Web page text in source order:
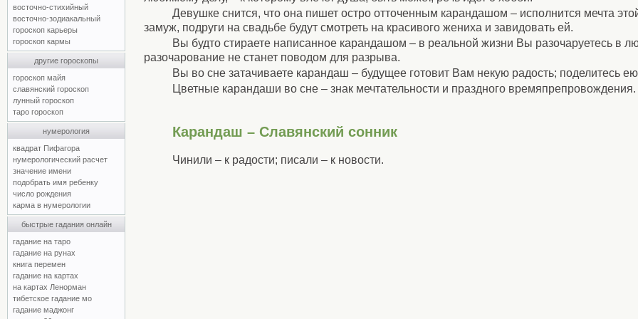
восточно-стихийный
восточно-зодиакальный
гороскоп карьеры
гороскоп кармы
другие гороскопы
гороскоп майя
славянский гороскоп
лунный гороскоп
таро гороскоп
нумерология
квадрат Пифагора
нумерологический расчет
значение имени
подобрать имя ребенку
число рождения
карма в нумерологии
быстрые гадания онлайн
гадание на таро
гадание на рунах
книга перемен
гадание на картах
на картах Ленорман
тибетское гадание мо
гадание маджонг
Девушке снится, что она пишет остро отточенным карандашом – исполнится мечта
замуж, подруги на свадьбе будут смотреть на красивого жениха и завидовать ей.
Вы будто стираете написанное карандашом – в реальной жизни Вы разочаруетесь в
разочарование не станет поводом для разрыва.
Вы во сне затачиваете карандаш – будущее готовит Вам некую радость; поделитесь
Цветные карандаши во сне – знак мечтательности и праздного времяпрепровождения.
Карандаш – Славянский сонник
Чинили – к радости; писали – к новости.